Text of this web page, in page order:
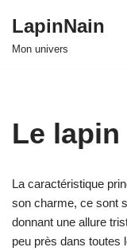
Aller
LapinNain
Mon univers
Le
La caractéristique
son charme, ce sont
donnant une allure
peu près dans toutes